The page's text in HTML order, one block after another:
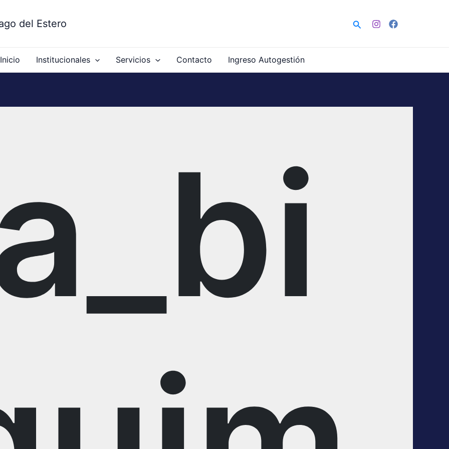
del Estero Buscar
Inicio Institucionales Servicios Contacto Ingreso Autogestión